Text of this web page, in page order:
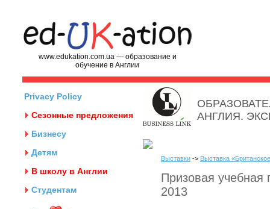
www.edukation.com.ua — образование и
обучение в Англии
Privacy Policy
Сезонные предложения
Бизнесу
Детям
В школу в Англии
Студентам
АНГЛИЯ.
Выставки -> Выставка
Призовая учебная
2013